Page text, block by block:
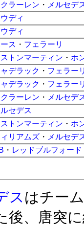
ラーレン ・ メルセデ
ディ
ディ
ス ・ フェラーリ
トンマーティン ・ ホ
デラック ・ フェラー
デラック ・ フェラー
ラーレン ・ メルセデ
ルセデス
トンマーティン ・ ホ
リアムズ ・ メルセデ
・ レッドブルフォード
ス はチー
後、唐突